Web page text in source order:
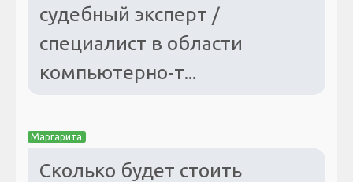
судебный эксперт /
специалист в области
компьютерно-т...
Маргарита
Сколько будет стоить